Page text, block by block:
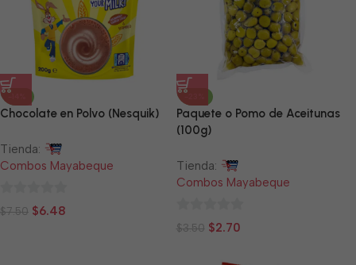
Chocolate en Polvo (Nesquik)
Tienda:
Combos Mayabeque
0
$7.50 $6.48
Paquete o Pomo de Aceitunas
(100g)
Tienda:
Combos Mayabeque
0
$3.50 $2.70